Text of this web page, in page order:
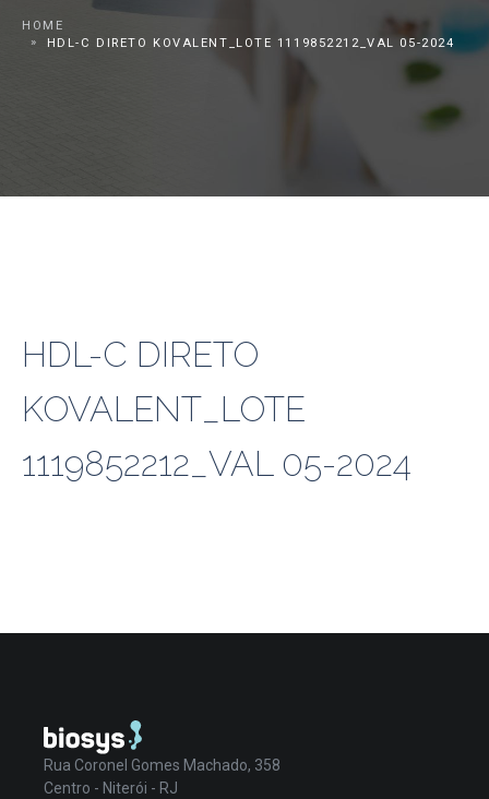
HOME
HDL-C DIRETO KOVALENT_LOTE 1119852212_VAL 05-2024
HDL-C DIRETO
KOVALENT_LOTE
1119852212_VAL 05-2024
Rua Coronel Gomes Machado, 358
Centro - Niterói - RJ